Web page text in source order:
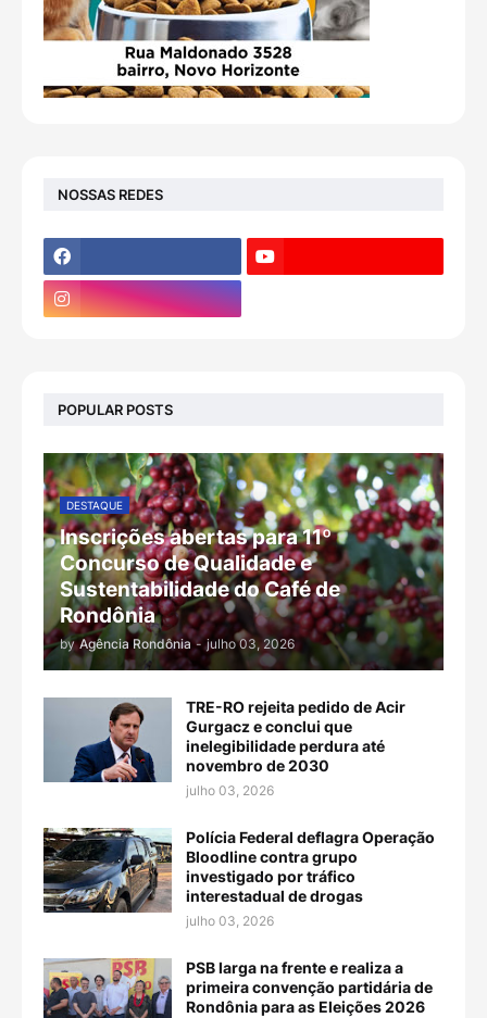
NOSSAS REDES
POPULAR POSTS
DESTAQUE
Inscrições abertas para 11º
Concurso de Qualidade e
Sustentabilidade do Café de
Rondônia
by Agência Rondônia - julho 03, 2026
TRE-RO rejeita pedido de Acir
Gurgacz e conclui que
inelegibilidade perdura até
novembro de 2030
julho 03, 2026
Polícia Federal deflagra Operação
Bloodline contra grupo
investigado por tráfico
interestadual de drogas
julho 03, 2026
PSB larga na frente e realiza a
primeira convenção partidária de
Rondônia para as Eleições 2026